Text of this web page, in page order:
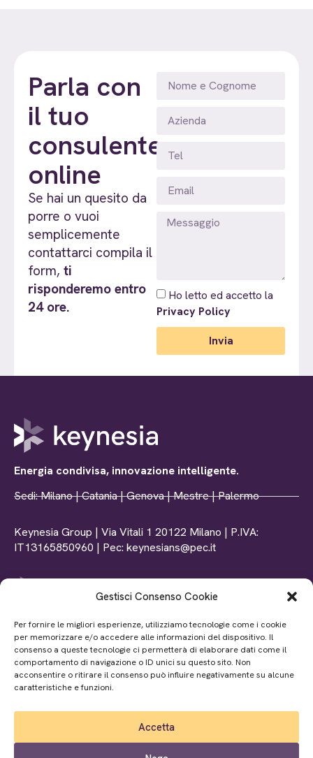
Gestisci Consenso Cookie
Per fornire le migliori esperienze, utilizziamo tecnologie come i cookie
per memorizzare e/o accedere alle informazioni del dispositivo. Il
consenso a queste tecnologie ci permetterà di elaborare dati come il
comportamento di navigazione o ID unici su questo sito. Non
acconsentire o ritirare il consenso può influire negativamente su alcune
caratteristiche e funzioni.
Accetta
Parla con
il tuo
consulente
online
Se hai un quesito da
porre o vuoi
semplicemente
contattarci compila il
form, ti
risponderemo entro
24 ore.
Ho letto ed accetto la
Privacy Policy
Invia
Energia condivisa, innovazione intelligente.
Sedi: Milano | Catania | Genova | Mestre | Palermo
Keynesia Group | Via Vitali 1 20122 Milano | P.IVA:
IT13165850960 | Pec: keynesians@pec.it
Mail: info@www.keynesia.it
P.iva: IT02872370990
P.iva: IT05678640870